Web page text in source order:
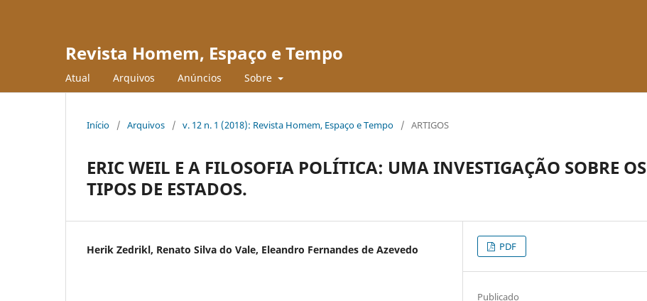
Revista Homem, Espaço e Tempo
Atual Arquivos Anúncios Sobre
Início / Arquivos / v. 12 n. 1 (2018): Revista Homem, Espaço e Tempo / ARTIGOS
ERIC WEIL E A FILOSOFIA POLÍTICA: UMA INVESTIGAÇÃO SOBRE OS
TIPOS DE ESTADOS.
Herik Zedrikl, Renato Silva do Vale, Eleandro Fernandes de Azevedo PDF
Publicado